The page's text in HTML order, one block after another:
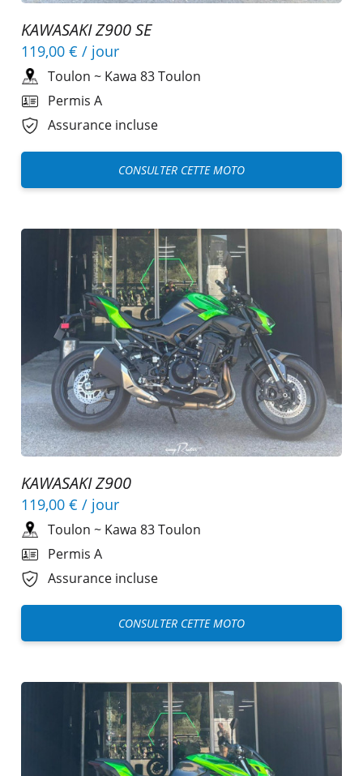
KAWASAKI Z900 SE
119,00 € / jour
Toulon ~ Kawa 83 Toulon
Permis A
Assurance incluse
CONSULTER CETTE MOTO
KAWASAKI Z900
119,00 € / jour
Toulon ~ Kawa 83 Toulon
Permis A
Assurance incluse
CONSULTER CETTE MOTO